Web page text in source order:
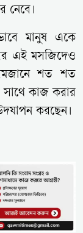
নেবে।
মানুষ একে
এই মসজিদেও
শত শত
সাথে কাজ করার
করছেন।